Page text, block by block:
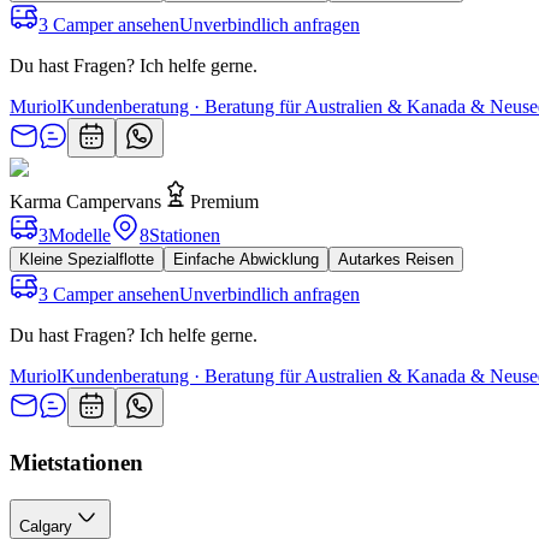
3 Camper ansehenUnverbindlich anfragen
Du hast Fragen? Ich helfe gerne.
MuriolKundenberatung · Beratung für Australien & Kanada &
Karma Campervans
Premium
3Modelle 8Stationen
Kleine Spezialflotte Einfache Abwicklung Autarkes Reisen
3 Camper ansehenUnverbindlich anfragen
Du hast Fragen? Ich helfe gerne.
MuriolKundenberatung · Beratung für Australien & Kanada &
Mietstationen
Calgary